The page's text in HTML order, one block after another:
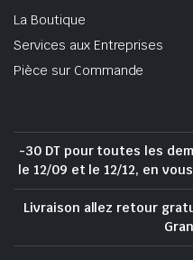
La Boutique
Services aux Entreprises
Pièce sur Commande
-30 DT pour toutes les
le 12/09 et le 12/12, en
Livraison allez retour